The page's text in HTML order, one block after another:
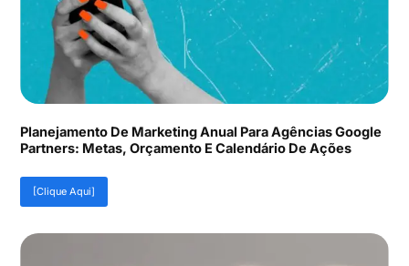
Planejamento De Marketing Anual Para Agências Google
Partners: Metas, Orçamento E Calendário De Ações
[Clique Aqui]